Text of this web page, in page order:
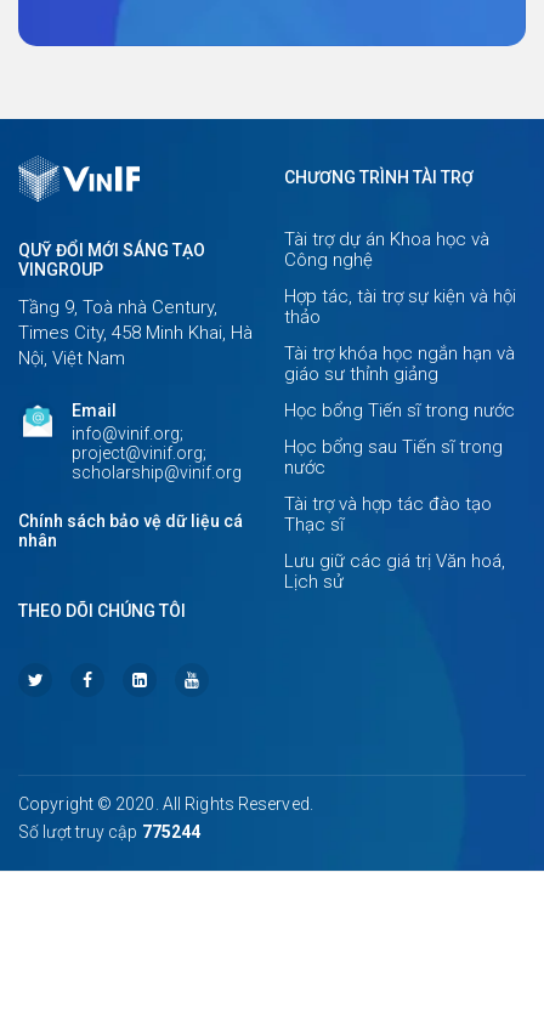
QUỸ ĐỔI MỚI SÁNG TẠO
VINGROUP
Tầng 9, Toà nhà Century,
Times City, 458 Minh Khai, Hà
Nội, Việt Nam
Email
info@vinif.org;
project@vinif.org;
scholarship@vinif.org
Chính sách bảo vệ dữ liệu cá
nhân
CHƯƠNG TRÌNH TÀI TRỢ
Tài trợ dự án Khoa học và
Công nghệ
Hợp tác, tài trợ sự kiện và hội
thảo
Tài trợ khóa học ngắn hạn và
giáo sư thỉnh giảng
Học bổng Tiến sĩ trong nước
Học bổng sau Tiến sĩ trong
nước
Tài trợ và hợp tác đào tạo
Thạc sĩ
Lưu giữ các giá trị Văn hoá,
Lịch sử
THEO DÕI CHÚNG TÔI
Copyright © 2020. All Rights Reserved.
Số lượt truy cập 775244